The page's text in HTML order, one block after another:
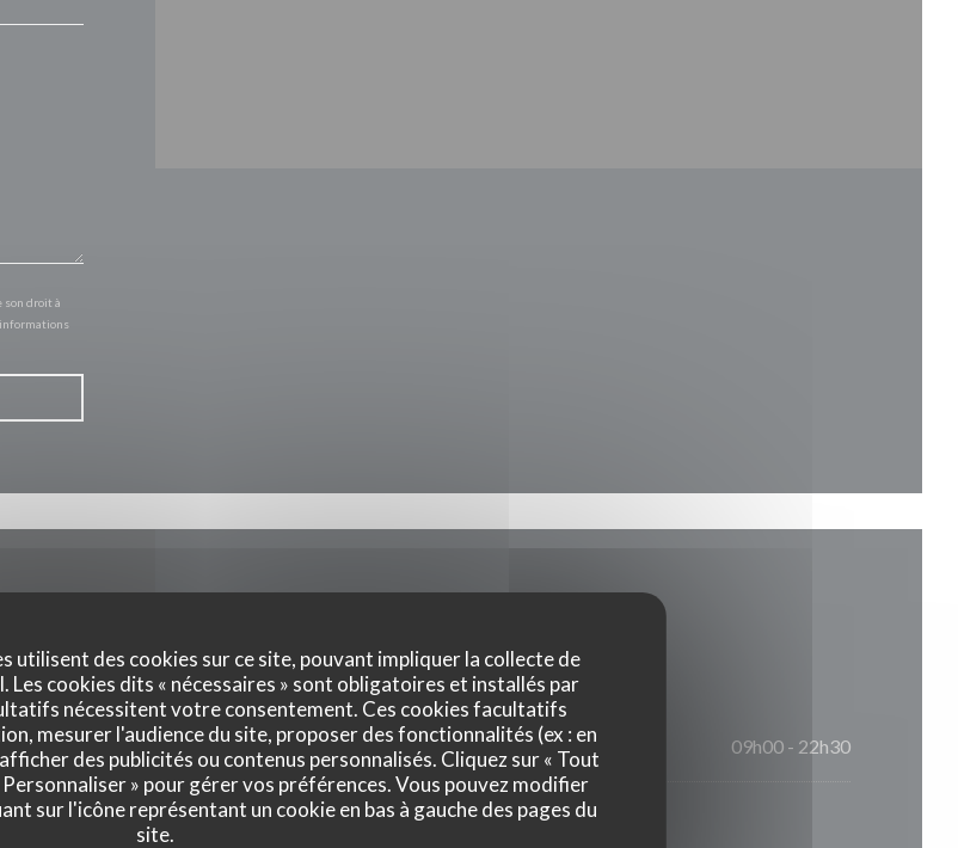
utilisent des cookies sur ce site, pouvant impliquer la collecte de
Les cookies dits « nécessaires » sont obligatoires et installés par
nécessitent votre consentement. Ces cookies facultatifs
mesurer l'audience du site, proposer des fonctionnalités (ex : en
des publicités ou contenus personnalisés. Cliquez sur « Tout
Personnaliser » pour gérer vos préférences. Vous pouvez modifier
sur l'icône représentant un cookie en bas à gauche des pages du
site.
son droit à
Lun-Dim 09h00 - 22h30